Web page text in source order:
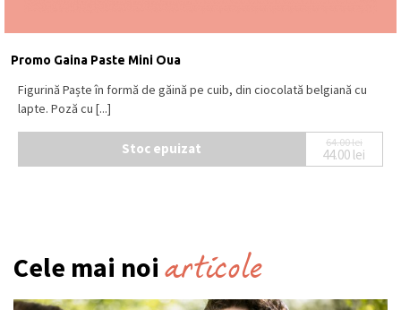
Promo Gaina Paste Mini Oua
Figurină Paște în formă de găină pe cuib, din ciocolată belgiană cu
lapte. Poză cu [...]
Stoc epuizat 64.00lei
Prețul
44.00 lei
Prețul
Cele mai noi articole